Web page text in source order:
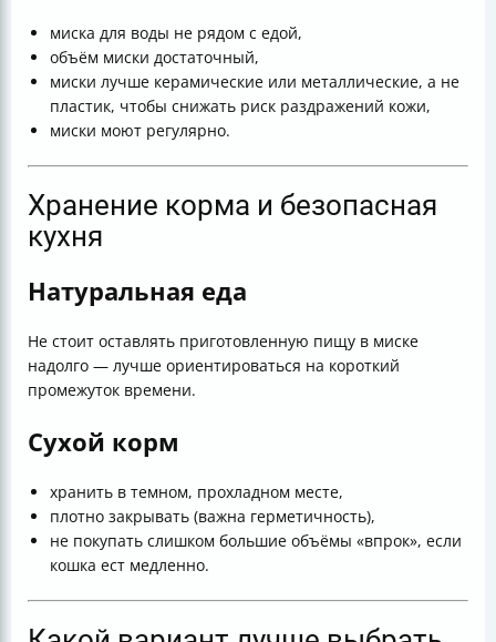
миска для воды не рядом с едой,
объём миски достаточный,
миски лучше керамические или металлические, а не
пластик, чтобы снижать риск раздражений кожи,
миски моют регулярно.
Хранение корма и безопасная
кухня
Натуральная еда
Не стоит оставлять приготовленную пищу в миске
надолго — лучше ориентироваться на короткий
промежуток времени.
Сухой корм
хранить в темном, прохладном месте,
плотно закрывать (важна герметичность),
не покупать слишком большие объёмы «впрок», если
кошка ест медленно.